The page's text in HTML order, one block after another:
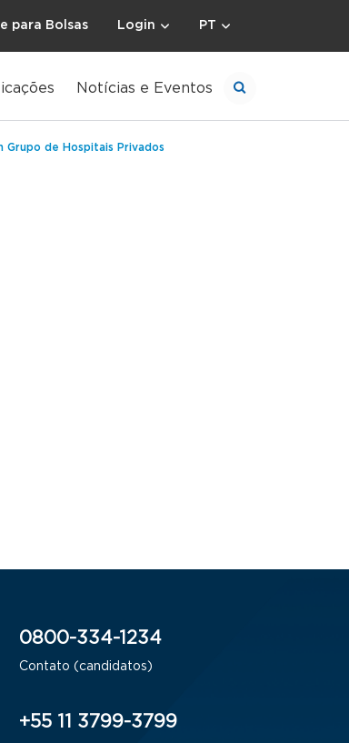
para Bolsas Login PT
Notícias e Eventos
Grupo de Hospitais Privados
0800-334-1234
Contato (candidatos)
+55 11 3799-3799